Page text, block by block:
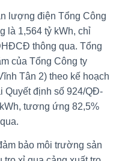
lượng điện Tổng Công
là 1,564 tỷ kWh, chỉ
thông qua. Tổng
của Tổng Công ty
Tân 2) theo kế hoạch
Quyết định số 924/QĐ-
tương ứng 82,5%
bảo môi trường sản